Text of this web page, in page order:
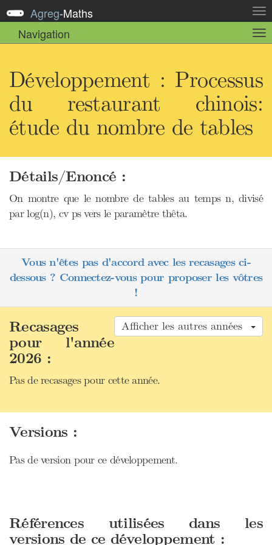
la
Agreg-Maths
Navigation
la
Développement : Processus
du restaurant chinois:
étude du nombre de tables
Détails/Enoncé :
On montre que le nombre de tables au temps n, divisé
par log(n), cv ps vers le paramètre thêta.
Vous n'êtes pas d'accord avec les recasages ci-
dessous ? Connectez-vous pour proposer les vôtres
!
Afficher les autres années
Recasages
pour l'année
2026 :
Pas de recasages pour cette année.
Versions :
Pas de version pour ce développement.
Références utilisées dans les
versions de ce développement :